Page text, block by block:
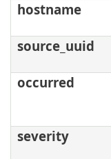
hostname
source_uuid
occurred
severity